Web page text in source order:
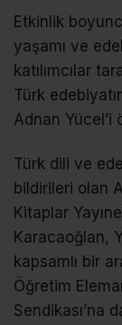
Etkinlik
yaşamı ve
katılımcılar
Türk
Adnan Yücel’i
Türk dili ve
bildirileri olan
Kitaplar
Karacaoğlan,
kapsamlı bir
Öğretim
Sendikası’na